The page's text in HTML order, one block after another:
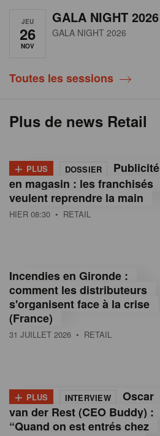
JEU
26
NOV
GALA NIGHT 2026
GALA NIGHT 2026
Toutes les sessions
Plus de news Retail
+ PLUS DOSSIER
Publicité
en magasin : les franchisés
veulent reprendre la main
HIER 08:30 • RETAIL
Incendies en Gironde :
comment les distributeurs
s'organisent face à la crise
(France)
31 JUILLET 2026 • RETAIL
+ PLUS INTERVIEW
Oscar
van der Rest (CEO Buddy) :
“Quand on est entrés chez